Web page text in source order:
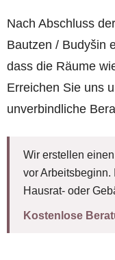
Nach Abschluss
Bautzen / Budyšin
dass die Räume
Erreichen Sie uns
unverbindliche
Wir erstellen
vor
Hausrat- oder
Kostenlose